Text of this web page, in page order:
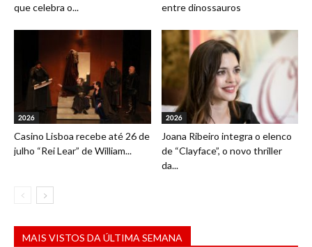
que celebra o...
entre dinossauros
2026
Casino Lisboa recebe até 26 de
julho “Rei Lear” de William...
2026
Joana Ribeiro integra o elenco
de “Clayface”, o novo thriller
da...
MAIS VISTOS DA ÚLTIMA SEMANA